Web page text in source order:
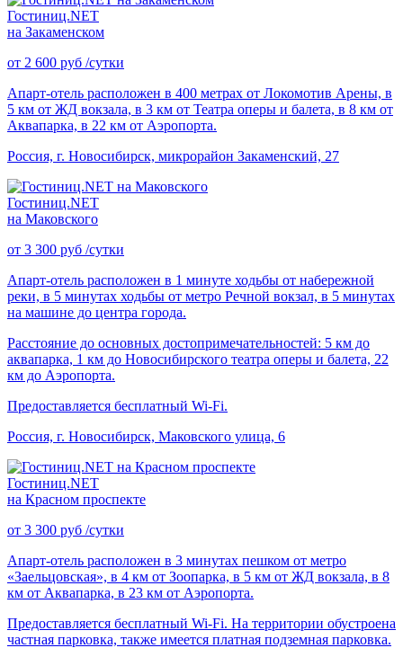
Гостиниц.NET
на Закаменском
от 2 600 руб /сутки
Апарт-отель расположен в 400 метрах от Локомотив Арены, в
5 км от ЖД вокзала, в 3 км от Театра оперы и балета, в 8 км от
Аквапарка, в 22 км от Аэропорта.
Россия, г. Новосибирск, микрорайон Закаменский, 27
Гостиниц.NET
на Маковского
от 3 300 руб /сутки
Апарт-отель расположен в 1 минуте ходьбы от набережной
реки, в 5 минутах ходьбы от метро Речной вокзал, в 5 минутах
на машине до центра города.
Расстояние до основных достопримечательностей: 5 км до
аквапарка, 1 км до Новосибирского театра оперы и балета, 22
км до Аэропорта.
Предоставляется бесплатный Wi-Fi.
Россия, г. Новосибирск, Маковского улица, 6
Гостиниц.NET
на Красном проспекте
от 3 300 руб /сутки
Апарт-отель расположен в 3 минутах пешком от метро
«Заельцовская», в 4 км от Зоопарка, в 5 км от ЖД вокзала, в 8
км от Аквапарка, в 23 км от Аэропорта.
Предоставляется бесплатный Wi-Fi. На территории обустроена
частная парковка, также имеется платная подземная парковка.